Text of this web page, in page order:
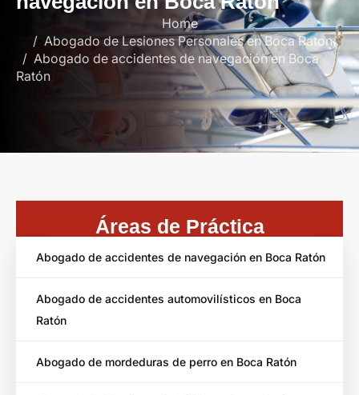
Home
Abogado de Lesiones Personales en Boca Raton
Abogado de accidentes de navegación en Boca
Ratón
Áreas de Práctica
Abogado de accidentes de navegación en Boca Ratón
Abogado de accidentes automovilísticos en Boca
Ratón
Abogado de mordeduras de perro en Boca Ratón